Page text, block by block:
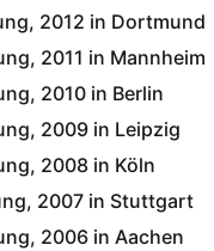
2012 in Dortmund
2011 in Mannheim
2010 in Berlin
2009 in Leipzig
2008 in Köln
2007 in Stuttgart
2006 in Aachen